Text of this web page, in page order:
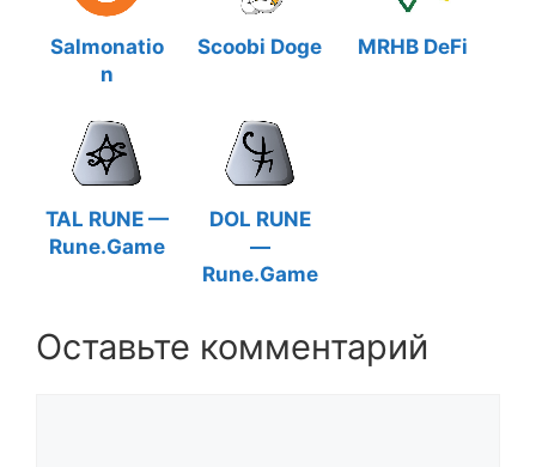
Salmonatio
n
Scoobi Doge MRHB DeFi
TAL RUNE —
Rune.Game
DOL RUNE
—
Rune.Game
Оставьте комментарий